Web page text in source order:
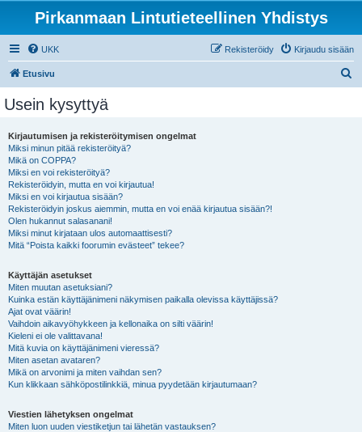
Pirkanmaan Lintutieteellinen Yhdistys
UKK Kirjaudu sisään
Rekisteröidy
Etusivu
Usein kysyttyä
Kirjautumisen ja rekisteröitymisen ongelmat
Miksi minun pitää rekisteröityä?
Mikä on COPPA?
Miksi en voi rekisteröityä?
Rekisteröidyin, mutta en voi kirjautua!
Miksi en voi kirjautua sisään?
Rekisteröidyin joskus aiemmin, mutta en voi enää kirjautua sisään?!
Olen hukannut salasanani!
Miksi minut kirjataan ulos automaattisesti?
Mitä “Poista kaikki foorumin evästeet” tekee?
Käyttäjän asetukset
Miten muutan asetuksiani?
Kuinka estän käyttäjänimeni näkymisen paikalla olevissa käyttäjissä?
Ajat ovat väärin!
Vaihdoin aikavyöhykkeen ja kellonaika on silti väärin!
Kieleni ei ole valittavana!
Mitä kuvia on käyttäjänimeni vieressä?
Miten asetan avataren?
Mikä on arvonimi ja miten vaihdan sen?
Kun klikkaan sähköpostilinkkiä, minua pyydetään kirjautumaan?
Viestien lähetyksen ongelmat
Miten luon uuden viestiketjun tai lähetän vastauksen?